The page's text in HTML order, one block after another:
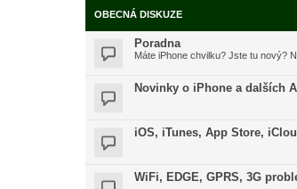
OBECNÁ DISKUZE
Poradna
Máte iPhone chvilku? Jste tu nový?
Novinky o iPhone a dalších
iOS, iTunes, App Store,
WiFi, EDGE, GPRS, 3G